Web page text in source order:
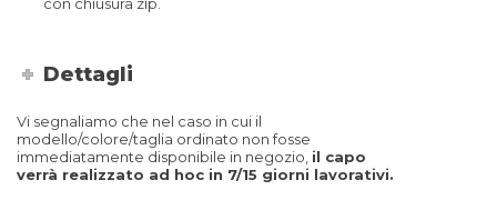
Dettagli
Vi segnaliamo che nel caso in cui il
modello/colore/taglia ordinato non fosse
immediatamente disponibile in negozio, il capo
verrà realizzato ad hoc in 7/15 giorni lavorativi.